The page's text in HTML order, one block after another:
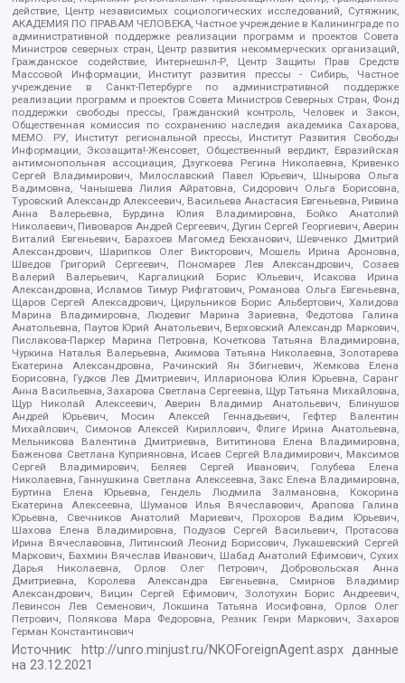
действие, Центр независимых социологических исследований, Сутяжник,
АКАДЕМИЯ ПО ПРАВАМ ЧЕЛОВЕКА, Частное учреждение в Калининграде по
административной поддержке реализации программ и проектов Совета
Министров северных стран, Центр развития некоммерческих организаций,
Гражданское содействие, Интернешнл-Р, Центр Защиты Прав Средств
Массовой Информации, Институт развития прессы - Сибирь, Частное
учреждение в Санкт-Петербурге по административной поддержке
реализации программ и проектов Совета Министров Северных Стран, Фонд
поддержки свободы прессы, Гражданский контроль, Человек и Закон,
Общественная комиссия по сохранению наследия академика Сахарова,
МЕМО. РУ, Институт региональной прессы, Институт Развития Свободы
Информации, Экозащита!-Женсовет, Общественный вердикт, Евразийская
антимонопольная ассоциация, Дзугкоева Регина Николаевна, Кривенко
Сергей Владимирович, Милославский Павел Юрьевич, Шнырова Ольга
Вадимовна, Чанышева Лилия Айратовна, Сидорович Ольга Борисовна,
Туровский Александр Алексеевич, Васильева Анастасия Евгеньевна, Ривина
Анна Валерьевна, Бурдина Юлия Владимировна, Бойко Анатолий
Николаевич, Пивоваров Андрей Сергеевич, Дугин Сергей Георгиевич, Аверин
Виталий Евгеньевич, Барахоев Магомед Бекханович, Шевченко Дмитрий
Александрович, Шарипков Олег Викторович, Мошель Ирина Ароновна,
Шведов Григорий Сергеевич, Пономарев Лев Александрович, Созаев
Валерий Валерьевич, Каргалицкий Борис Юльевич, Исакова Ирина
Александровна, Исламов Тимур Рифгатович, Романова Ольга Евгеньевна,
Щаров Сергей Алексадрович, Цирульников Борис Альбертович, Халидова
Марина Владимировна, Людевиг Марина Зариевна, Федотова Галина
Анатольевна, Паутов Юрий Анатольевич, Верховский Александр Маркович,
Пислакова-Паркер Марина Петровна, Кочеткова Татьяна Владимировна,
Чуркина Наталья Валерьевна, Акимова Татьяна Николаевна, Золотарева
Екатерина Александровна, Рачинский Ян Збигневич, Жемкова Елена
Борисовна, Гудков Лев Дмитриевич, Илларионова Юлия Юрьевна, Саранг
Анна Васильевна, Захарова Светлана Сергеевна, Щур Татьяна Михайловна,
Щур Николай Алексеевич, Аверин Владимир Анатольевич, Блинушов
Андрей Юрьевич, Мосин Алексей Геннадьевич, Гефтер Валентин
Михайлович, Симонов Алексей Кириллович, Флиге Ирина Анатольевна,
Мельникова Валентина Дмитриевна, Вититинова Елена Владимировна,
Баженова Светлана Куприяновна, Исаев Сергей Владимирович, Максимов
Сергей Владимирович, Беляев Сергей Иванович, Голубева Елена
Николаевна, Ганнушкина Светлана Алексеевна, Закс Елена Владимировна,
Буртина Елена Юрьевна, Гендель Людмила Залмановна, Кокорина
Екатерина Алексеевна, Шуманов Илья Вячеславович, Арапова Галина
Юрьевна, Свечников Анатолий Мариевич, Прохоров Вадим Юрьевич,
Шахова Елена Владимировна, Подузов Сергей Васильевич, Протасова
Ирина Вячеславовна, Литинский Леонид Борисович, Лукашевский Сергей
Маркович, Бахмин Вячеслав Иванович, Шабад Анатолий Ефимович, Сухих
Дарья Николаевна, Орлов Олег Петрович, Добровольская Анна
Дмитриевна, Королева Александра Евгеньевна, Смирнов Владимир
Александрович, Вицин Сергей Ефимович, Золотухин Борис Андреевич,
Левинсон Лев Семенович, Локшина Татьяна Иосифовна, Орлов Олег
Петрович, Полякова Мара Федоровна, Резник Генри Маркович, Захаров
Герман Константинович
Источник: http://unro.minjust.ru/NKOForeignAgent.aspxданные
на23.12.2021